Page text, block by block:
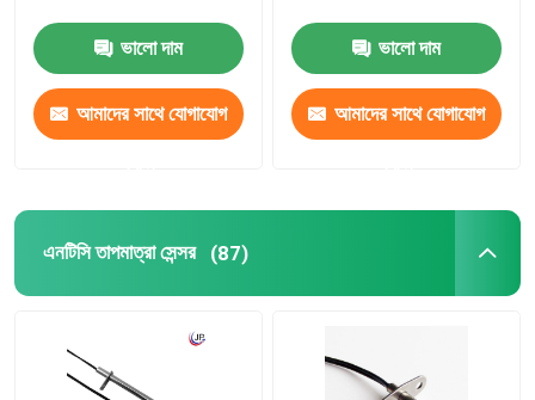
ভালো দাম
আমাদের সাথে যোগাযোগ
ভালো দাম
আমাদের সাথে যোগাযোগ
এনটিসি তাপমাত্রা সেন্সর (87)